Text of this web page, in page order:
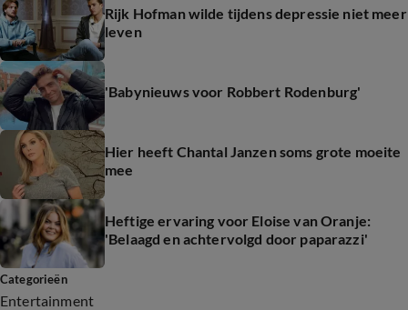
Rijk Hofman wilde tijdens depressie niet meer
leven
'Babynieuws voor Robbert Rodenburg'
Hier heeft Chantal Janzen soms grote moeite
mee
Heftige ervaring voor Eloise van Oranje:
'Belaagd en achtervolgd door paparazzi'
Categorieën
Entertainment